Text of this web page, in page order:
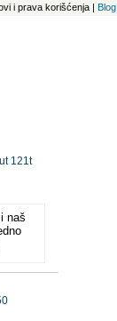
i prava korišćenja | Blog
121t
naš